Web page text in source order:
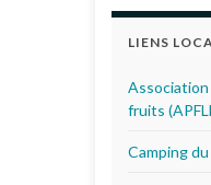
LIENS
fruits
Camping